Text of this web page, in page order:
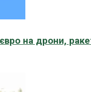
на дрони,